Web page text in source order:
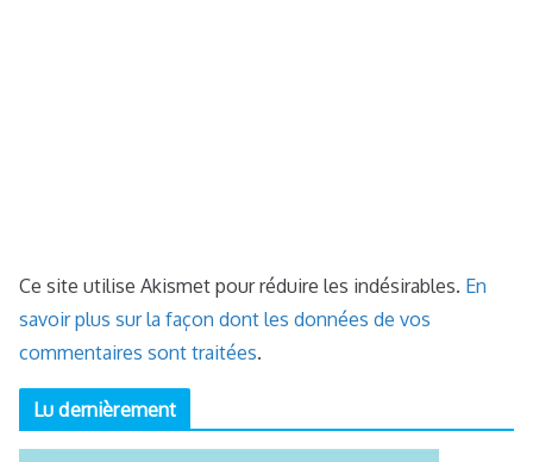
Ce site utilise Akismet pour réduire les indésirables. En
savoir plus sur la façon dont les données de vos
commentaires sont traitées.
Lu dernièrement